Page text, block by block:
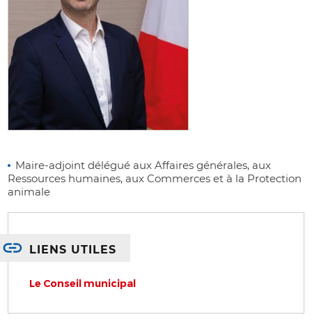
Maire-adjoint délégué aux Affaires générales, aux
Ressources humaines, aux Commerces et à la Protection
animale
LIENS UTILES
Le Conseil municipal